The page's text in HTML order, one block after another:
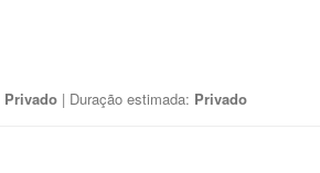
Privado | Duração estimada: Privado